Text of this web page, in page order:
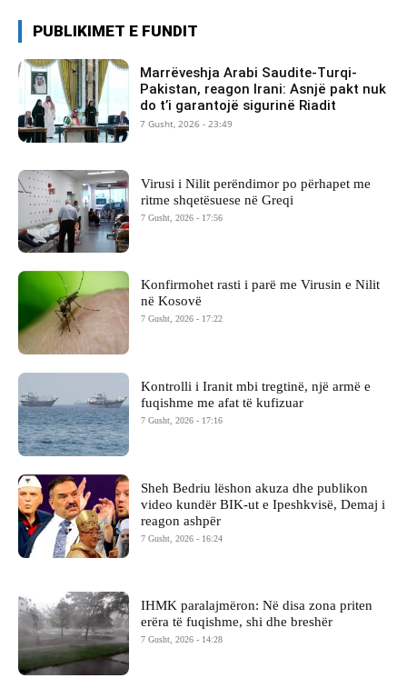
PUBLIKIMET E FUNDIT
Marrëveshja Arabi Saudite-Turqi-
Pakistan, reagon Irani: Asnjë pakt nuk
do t’i garantojë sigurinë Riadit
7 Gusht, 2026 - 23:49
Virusi i Nilit perëndimor po përhapet me
ritme shqetësuese në Greqi
7 Gusht, 2026 - 17:56
Konfirmohet rasti i parë me Virusin e Nilit
në Kosovë
7 Gusht, 2026 - 17:22
Kontrolli i Iranit mbi tregtinë, një armë e
fuqishme me afat të kufizuar
7 Gusht, 2026 - 17:16
Sheh Bedriu lëshon akuza dhe publikon
video kundër BIK-ut e Ipeshkvisë, Demaj i
reagon ashpër
7 Gusht, 2026 - 16:24
IHMK paralajmëron: Në disa zona priten
erëra të fuqishme, shi dhe breshër
7 Gusht, 2026 - 14:28